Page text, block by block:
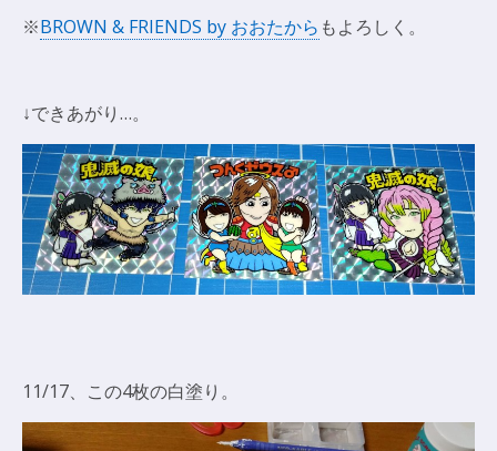
※BROWN & FRIENDS by おおたから もよろしく。
↓できあがり…。
11/17、この4枚の白塗り。